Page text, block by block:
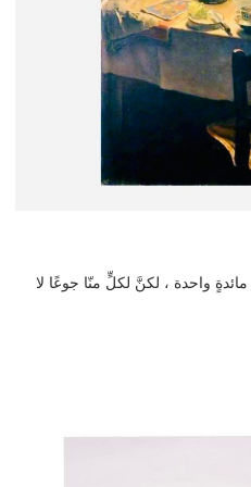
واحدة ، لكنَّ لكلٍّ منّا جوعًا لا